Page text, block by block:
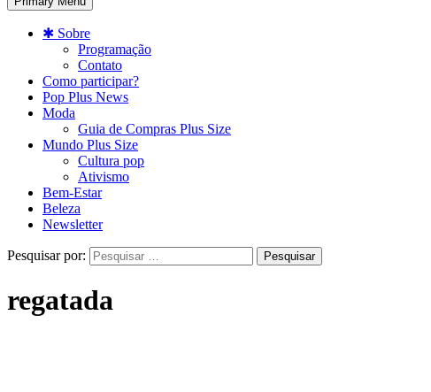
✱ Sobre
Programação
Contato
Como participar?
Pop Plus News
Moda
Guia de Compras Plus Size
Mundo Plus Size
Cultura pop
Ativismo
Bem-Estar
Beleza
Newsletter
Pesquisar por:
regatada